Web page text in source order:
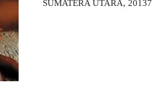
SUMATERA UTARA, 20137